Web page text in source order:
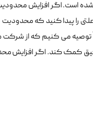
شده است. اگر افزایش
را پیدا کنید که
توصیه می کنیم که از شرکت